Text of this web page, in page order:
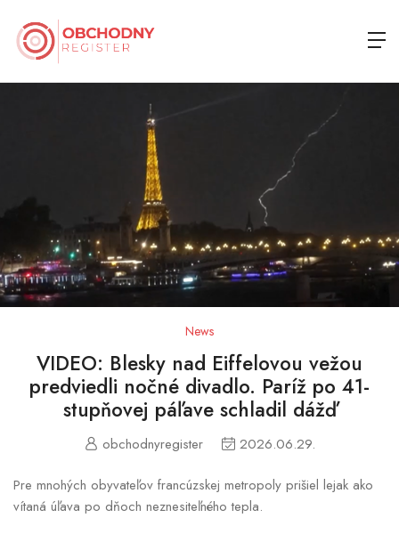
News
VIDEO: Blesky nad Eiffelovou vežou
predviedli nočné divadlo. Paríž po 41-
stupňovej páľave schladil dážď
obchodnyregister 2026.06.29.
Pre mnohých obyvateľov francúzskej metropoly prišiel lejak ako
vítaná úľava po dňoch neznesiteľného tepla.